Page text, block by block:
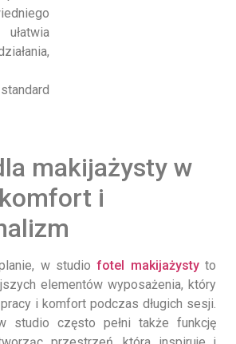
makijażysty w
i
w studiofotel makijażystyto
elementów wyposażenia, który
i komfort podczas długich sesji.
studio często pełni także funkcję